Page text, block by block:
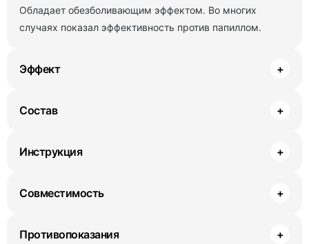
Обладает обезболивающим эффектом. Во многих
случаях показал эффективность против папиллом.
Эффект +
Состав +
Инструкция +
Совместимость +
Противопоказания +